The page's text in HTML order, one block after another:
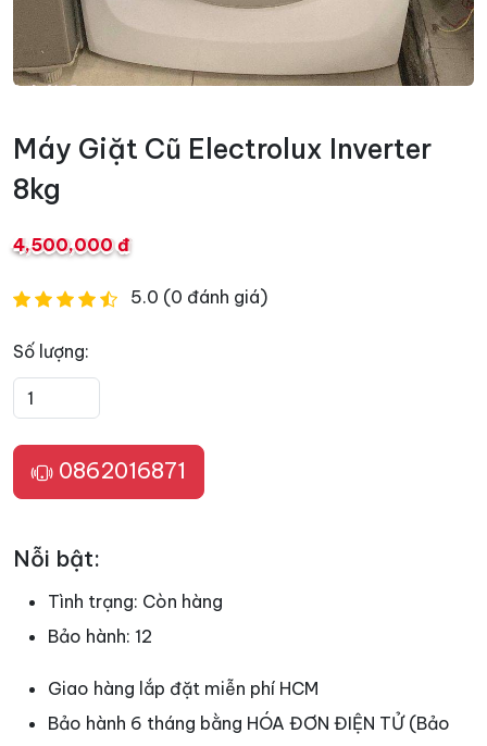
Máy Giặt Cũ Electrolux Inverter
8kg
4,500,000 đ
5.0 (0 đánh giá)
Số lượng:
0862016871
Nỗi bật:
Tình trạng: Còn hàng
Bảo hành: 12
Giao hàng lắp đặt miễn phí HCM
Bảo hành 6 tháng bằng HÓA ĐƠN ĐIỆN TỬ (Bảo